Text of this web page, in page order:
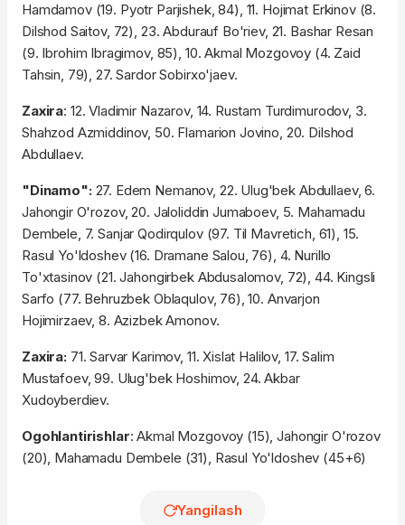
Hamdamov (19. Pyotr Parjishek, 84), 11. Hojimat Erkinov (8.
Dilshod Saitov, 72), 23. Abdurauf Bo'riev, 21. Bashar Resan
(9. Ibrohim Ibragimov, 85), 10. Akmal Mozgovoy (4. Zaid
Tahsin, 79), 27. Sardor Sobirxo'jaev.
Zaxira: 12. Vladimir Nazarov, 14. Rustam Turdimurodov, 3.
Shahzod Azmiddinov, 50. Flamarion Jovino, 20. Dilshod
Abdullaev.
"Dinamo":27. Edem Nemanov, 22. Ulug'bek Abdullaev, 6.
Jahongir O'rozov, 20. Jaloliddin Jumaboev, 5. Mahamadu
Dembele, 7. Sanjar Qodirqulov (97. Til Mavretich, 61), 15.
Rasul Yo'ldoshev (16. Dramane Salou, 76), 4. Nurillo
To'xtasinov (21. Jahongirbek Abdusalomov, 72), 44. Kingsli
Sarfo (77. Behruzbek Oblaqulov, 76), 10. Anvarjon
Hojimirzaev, 8. Azizbek Amonov.
Zaxira: 71. Sarvar Karimov, 11. Xislat Halilov, 17. Salim
Mustafoev, 99. Ulug'bek Hoshimov, 24. Akbar
Xudoyberdiev.
Ogohlantirishlar: Akmal Mozgovoy (15), Jahongir O'rozov
(20), Mahamadu Dembele (31), Rasul Yo'ldoshev (45+6)
Yangilash